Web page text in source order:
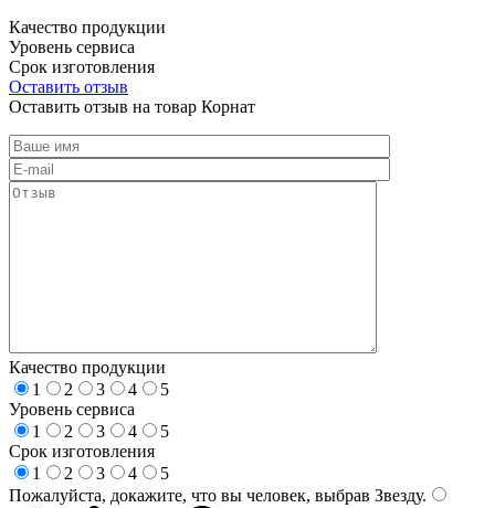
Качество продукции
Уровень сервиса
Срок изготовления
Оставить отзыв
Оставить отзыв на товар Корнат
Качество продукции
1
2 3 4
5
Уровень сервиса
1
2 3 4
5
Срок изготовления
1
2 3 4
5
Пожалуйста, докажите, что вы человек, выбрав Звезду.